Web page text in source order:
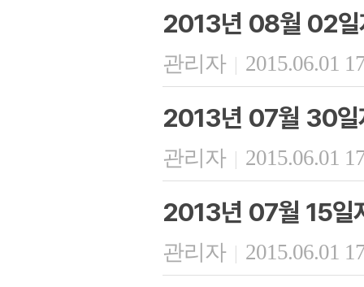
2013년 08월 02일
관리자 | 2015.06.01
2013년 07월 30일
관리자 | 2015.06.01
2013년 07월 15일
관리자 | 2015.06.01